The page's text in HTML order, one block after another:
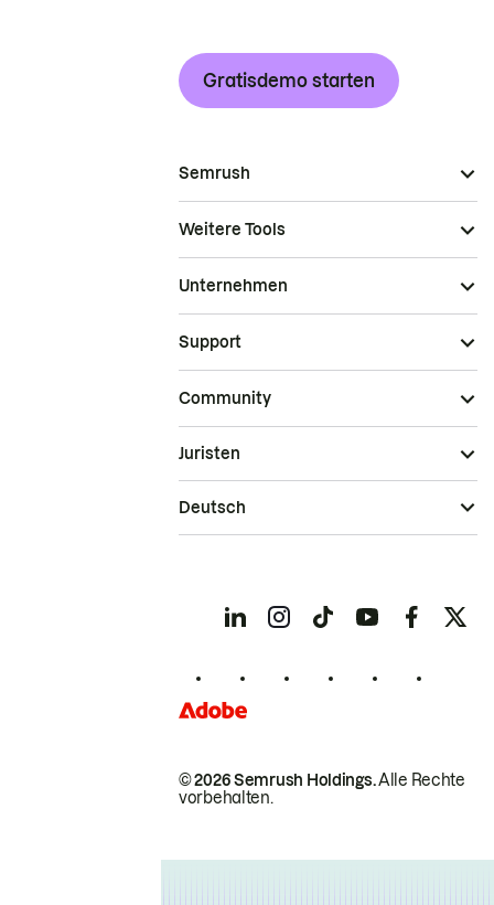
Gratisdemo starten
Semrush
Weitere Tools
Unternehmen
Support
Community
© 2026 Semrush Holdings.Alle Rechte
vorbehalten.
Juristen
Deutsch